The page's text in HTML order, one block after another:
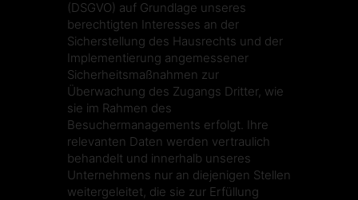
(DSGVO) auf Grundlage unseres
berechtigten Interesses an der
Sicherstellung des Hausrechts und der
Implementierung angemessener
Sicherheitsmaßnahmen zur
Überwachung des Zugangs Dritter, wie
sie im Rahmen des
Besuchermanagements erfolgt. Ihre
relevanten Daten werden vertraulich
behandelt und innerhalb unseres
Unternehmens nur an diejenigen Stellen
weitergeleitet, die sie zur Erfüllung